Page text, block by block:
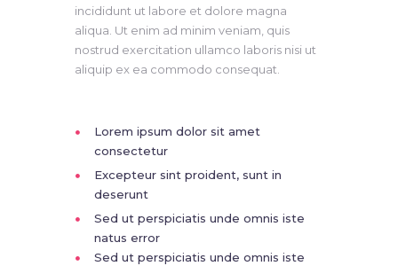
incididunt ut labore et dolore magna
aliqua. Ut enim ad minim veniam, quis
nostrud exercitation ullamco laboris nisi ut
aliquip ex ea commodo consequat.
Lorem ipsum dolor sit amet
consectetur
Excepteur sint proident, sunt in
deserunt
Sed ut perspiciatis unde omnis iste
natus error
Sed ut perspiciatis unde omnis iste